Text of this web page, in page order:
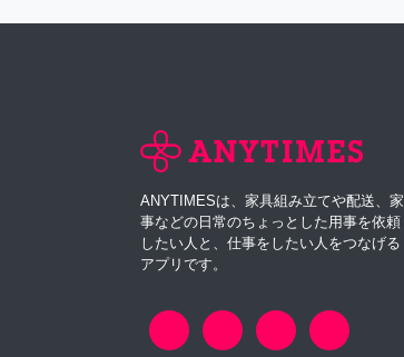
ANYTIMESは、家具組み立てや配送、家
事などの日常のちょっとした用事を依頼
したい人と、仕事をしたい人をつなげる
アプリです。